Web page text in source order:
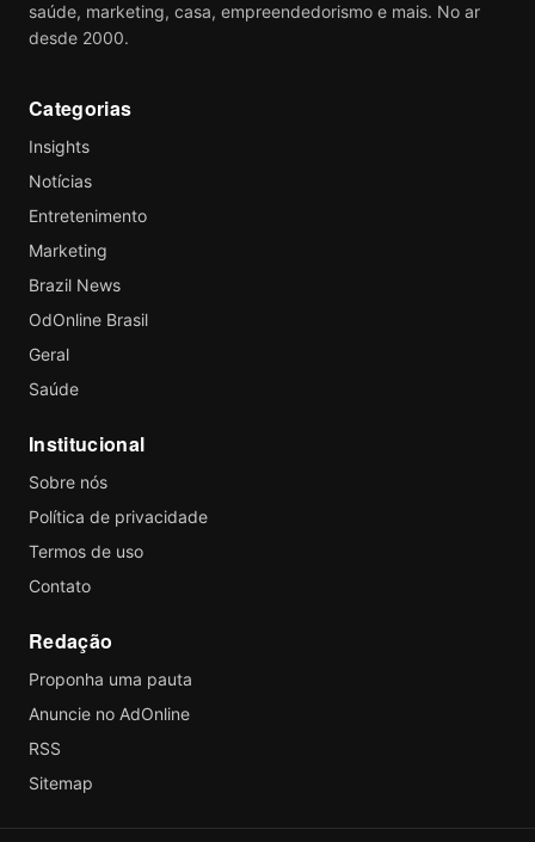
saúde, marketing, casa, empreendedorismo e mais. No ar
desde 2000.
Categorias
Insights
Notícias
Entretenimento
Marketing
Brazil News
OdOnline Brasil
Geral
Saúde
Institucional
Sobre nós
Política de privacidade
Termos de uso
Contato
Redação
Proponha uma pauta
Anuncie no AdOnline
RSS
Sitemap